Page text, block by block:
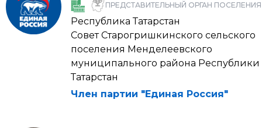
ПРЕДСТАВИТЕЛЬНЫЙ ОРГАН ПОСЕЛЕНИЯ
Республика Татарстан
Совет Старогришкинского сельского
поселения Менделеевского
муниципального района Республики
Татарстан
Член партии "Единая Россия"